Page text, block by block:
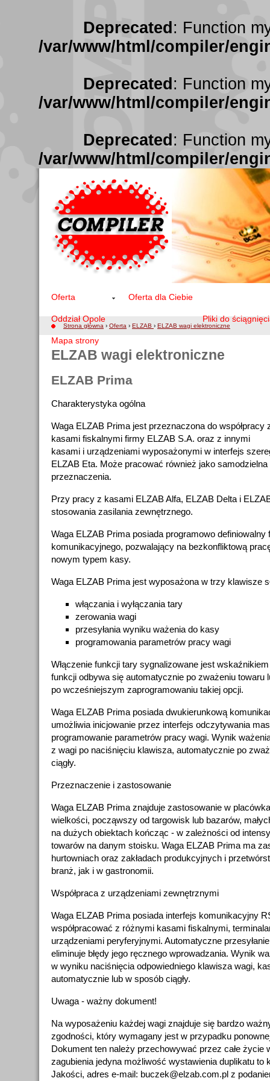
Deprecated : Function
/var/www/html/compiler/
Deprecated : Function
/var/www/html/compiler/
Deprecated : Function
/var/www/html/compiler/
Oferta Oferta dla Ciebie
Oddział Opole Pliki do
Mapa strony
Strona główna › Oferta › ELZAB › ELZAB wagi elektroniczne
ELZAB wagi elektroniczne
ELZAB Prima
Charakterystyka ogólna
Waga ELZAB Prima jest przeznaczona do współpracy
kasami fiskalnymi firmy ELZAB S.A. oraz z innymi
kasami i urządzeniami wyposażonymi w interfejs
ELZAB Eta. Może pracować również jako samodzielna
przeznaczenia.
Przy pracy z kasami ELZAB Alfa, ELZAB Delta i
stosowania zasilania zewnętrznego.
Waga ELZAB Prima posiada programowo definiowalny
komunikacyjnego, pozwalający na bezkonfliktową
nowym typem kasy.
Waga ELZAB Prima jest wyposażona w trzy klawisze
włączania i wyłączania tary
zerowania wagi
przesyłania wyniku ważenia do kasy
programowania parametrów pracy wagi
Włączenie funkcji tary sygnalizowane jest
funkcji odbywa się automatycznie po zważeniu towaru
po wcześniejszym zaprogramowaniu takiej opcji.
Waga ELZAB Prima posiada dwukierunkową
umożliwia inicjowanie przez interfejs odczytywania
programowanie parametrów pracy wagi. Wynik
z wagi po naciśnięciu klawisza, automatycznie po
ciągły.
Przeznaczenie i zastosowanie
Waga ELZAB Prima znajduje zastosowanie w
wielkości, począwszy od targowisk lub bazarów,
na dużych obiektach kończąc - w zależności od
towarów na danym stoisku. Waga ELZAB Prima ma
hurtowniach oraz zakładach produkcyjnych i
branż, jak i w gastronomii.
Współpraca z urządzeniami zewnętrznymi
Waga ELZAB Prima posiada interfejs komunikacyjny
współpracować z różnymi kasami fiskalnymi,
urządzeniami peryferyjnymi. Automatyczne
eliminuje błędy jego ręcznego wprowadzania. Wynik
w wyniku naciśnięcia odpowiedniego klawisza wagi,
automatycznie lub w sposób ciągły.
Uwaga - ważny dokument!
Na wyposażeniu każdej wagi znajduje się bardzo
zgodności, który wymagany jest w przypadku
Dokument ten należy przechowywać przez całe życie
zagubienia jedyna możliwość wystawienia duplikatu to
Jakości, adres e-mail: buczek@elzab.com.pl z